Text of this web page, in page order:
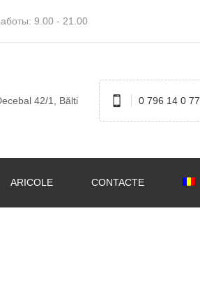
9.00 - 21.00
42/1, Bălti 0 796 14 0 77
ARICOLE CONTACTE